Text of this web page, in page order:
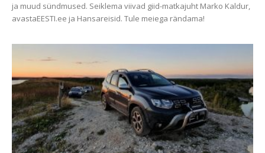
ja muud sündmused. Seiklema viivad giid-matkajuht Marko Kaldur,
avastaEESTI.ee ja Hansareisid. Tule meiega rändama!